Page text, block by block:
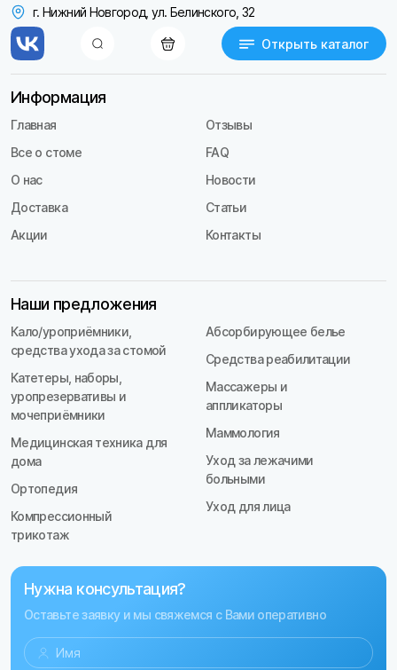
г. Нижний Новгород, ул. Белинского, 32
Открыть каталог
Информация
Главная
Все о стоме
О нас
Доставка
Акции
Отзывы
FAQ
Новости
Статьи
Контакты
Наши предложения
Кало/уроприёмники,
средства ухода за стомой
Катетеры, наборы,
уропрезервативы и
мочеприёмники
Медицинская техника для
дома
Ортопедия
Компрессионный
трикотаж
Абсорбирующее белье
Средства реабилитации
Массажеры и
аппликаторы
Маммология
Уход за лежачими
больными
Уход для лица
Нужна консультация?
Оставьте заявку и мы свяжемся с Вами оперативно